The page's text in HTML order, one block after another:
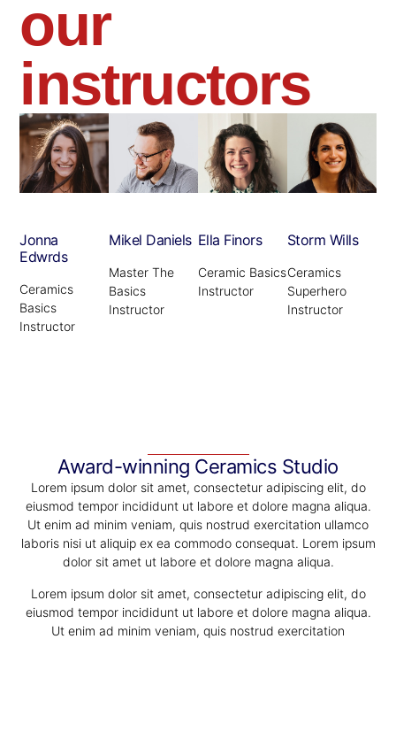
our
instructors
Jonna
Edwrds
Ceramics
Basics
Instructor
Mikel Daniels
Master The
Basics
Instructor
Ella Finors
Ceramic Basics
Instructor
Storm Wills
Ceramics
Superhero
Instructor
Award-winning Ceramics Studio
Lorem ipsum dolor sit amet, consectetur adipiscing elit, do
eiusmod tempor incididunt ut labore et dolore magna aliqua.
Ut enim ad minim veniam, quis nostrud exercitation ullamco
laboris nisi ut aliquip ex ea commodo consequat. Lorem ipsum
dolor sit amet ut labore et dolore magna aliqua.
Lorem ipsum dolor sit amet, consectetur adipiscing elit, do
eiusmod tempor incididunt ut labore et dolore magna aliqua.
Ut enim ad minim veniam, quis nostrud exercitation